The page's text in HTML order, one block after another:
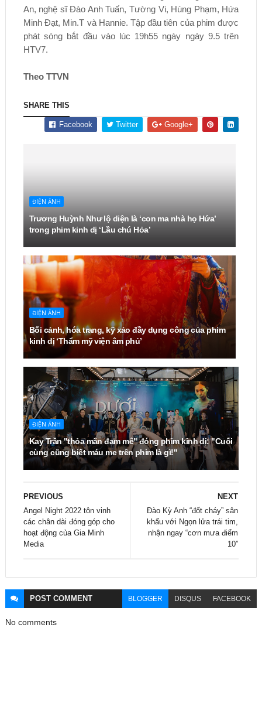
An, nghệ sĩ Đào Anh Tuấn, Tường Vi, Hùng Phạm, Hứa
Minh Đạt, Min.T và Hannie. Tập đầu tiên của phim được
phát sóng bắt đầu vào lúc 19h55 ngày ngày 9.5 trên
HTV7.
Theo TTVN
SHARE THIS
Facebook Twitter Google+
ĐIỆN ẢNH
Trương Huỳnh Như lộ diện là ‘con ma nhà họ Hứa’
trong phim kinh dị ‘Lầu chú Hỏa’
ĐIỆN ẢNH
Bối cảnh, hóa trang, kỹ xảo đầy dụng công của phim
kinh dị ‘Thẩm mỹ viện âm phủ’
ĐIỆN ẢNH
Kay Trần "thỏa mãn đam mê" đóng phim kinh dị: "Cuối
cùng cũng biết máu me trên phim là gì!"
NEXT
Đào Kỳ Anh “đốt cháy” sân
khấu với Ngọn lửa trái tim,
nhận ngay “cơn mưa điểm
10”
PREVIOUS
Angel Night 2022 tôn vinh
các chân dài đóng góp cho
hoạt động của Gia Minh
Media
POST COMMENT BLOGGER DISQUS FACEBOOK
No comments